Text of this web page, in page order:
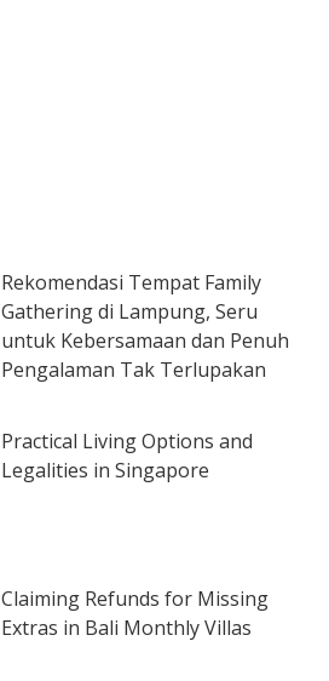
Rekomendasi Tempat Family
Gathering di Lampung, Seru
untuk Kebersamaan dan Penuh
Pengalaman Tak Terlupakan
Practical Living Options and
Legalities in Singapore
Claiming Refunds for Missing
Extras in Bali Monthly Villas